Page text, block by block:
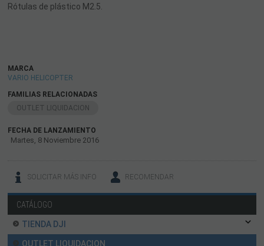
Rótulas de plástico M2.5.
MARCA
VARIO HELICOPTER
FAMILIAS RELACIONADAS
OUTLET LIQUIDACION
FECHA DE LANZAMIENTO
Martes, 8 Noviembre 2016
SOLICITAR MÁS INFO RECOMENDAR
CATÁLOGO
TIENDA DJI
OUTLET LIQUIDACION